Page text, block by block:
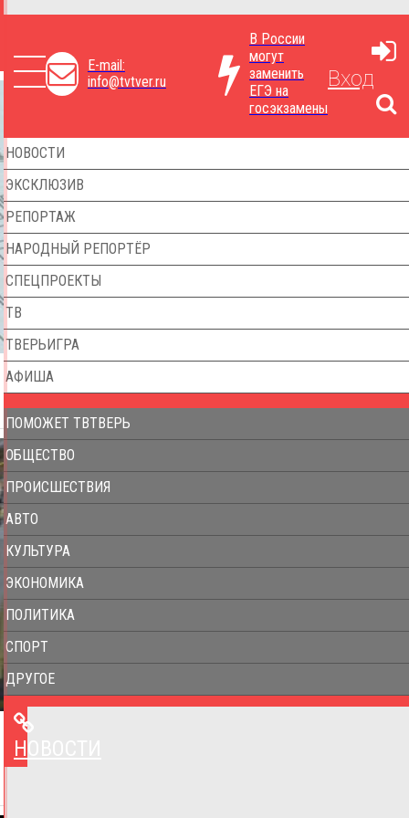
E-mail:
info@tvtver.ru
В России
могут
заменить
ЕГЭ на
госэкзамены
Вход
НОВОСТИ
ЭКСКЛЮЗИВ
РЕПОРТАЖ
НАРОДНЫЙ РЕПОРТЁР
СПЕЦПРОЕКТЫ
ТВ
ТВЕРЬИГРА
АФИША
ПОМОЖЕТ ТВТВЕРЬ
ОБЩЕСТВО
ПРОИСШЕСТВИЯ
АВТО
КУЛЬТУРА
ЭКОНОМИКА
ПОЛИТИКА
СПОРТ
ДРУГОЕ
НОВОСТИ